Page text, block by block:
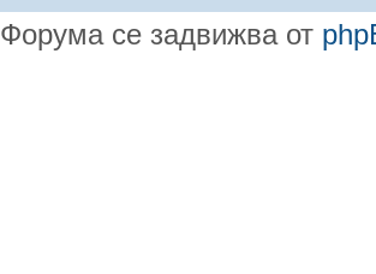
Форума се задвижва от